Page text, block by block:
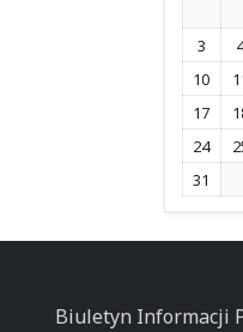
3
10
17
24
31
Biuletyn Informacji